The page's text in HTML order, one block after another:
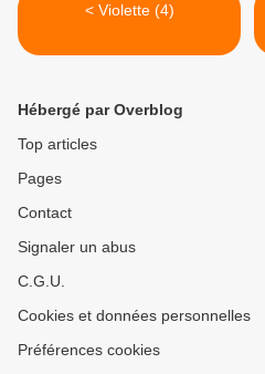
< Violette (4)
Hébergé par Overblog
Top articles
Pages
Contact
Signaler un abus
C.G.U.
Cookies et données personnelles
Préférences cookies